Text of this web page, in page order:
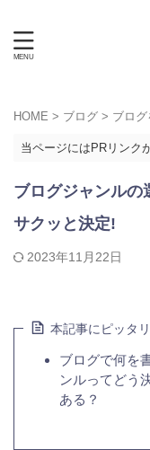
HOME > ブログ > ブロ
当ページにはPRリンク
ブログジャンルの
サクッと決定!
2023年11月22日
本記事にピッタ
ブログで何を
ンルってどう
ある？